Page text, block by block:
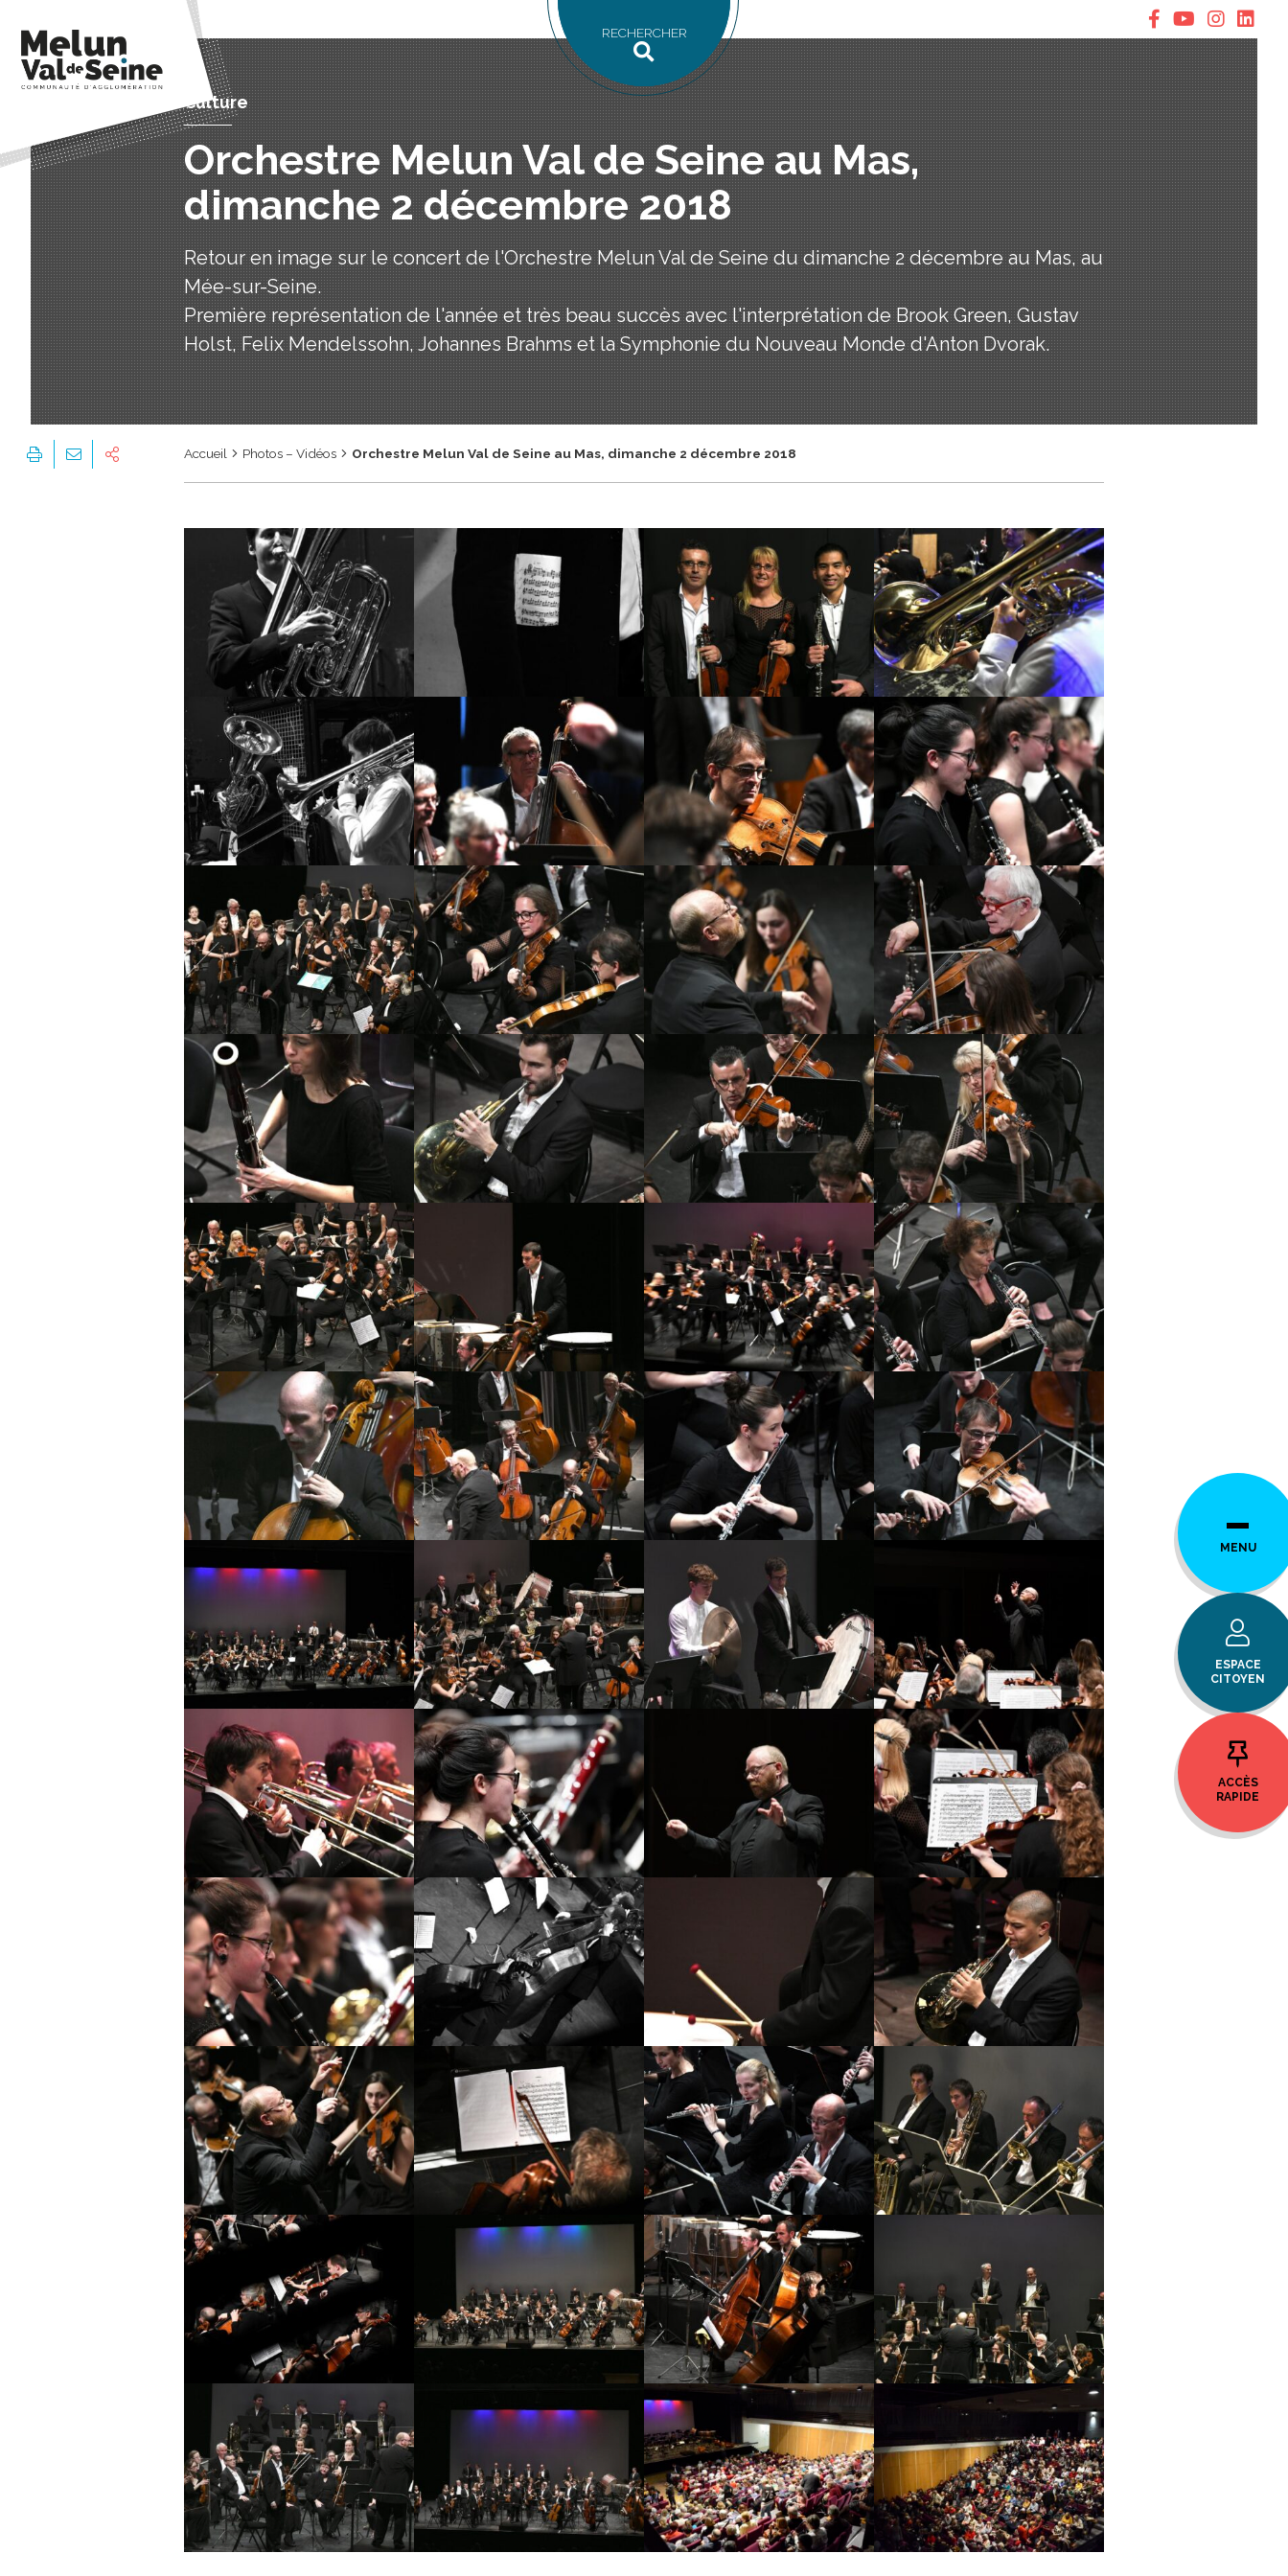
RECHERCHER
Culture
Orchestre Melun Val de Seine au Mas,
dimanche 2 décembre 2018
Retour en image sur le concert de l'Orchestre Melun Val de Seine du dimanche 2 décembre au Mas, au
Mée-sur-Seine.
Première représentation de l'année et très beau succès avec l'interprétation de Brook Green, Gustav
Holst, Felix Mendelssohn, Johannes Brahms et la Symphonie du Nouveau Monde d'Anton Dvorak.
Accueil Photos – Vidéos Orchestre Melun Val de Seine au Mas, dimanche 2 décembre 2018
MENU
ESPACE
CITOYEN
ACCÈS
RAPIDE